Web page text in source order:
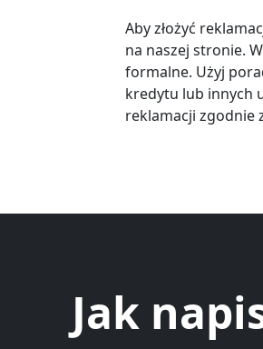
Aby złożyć
na naszej stronie.
formalne. Użyj
kredytu lub innych
reklamacji zgodnie
Jak